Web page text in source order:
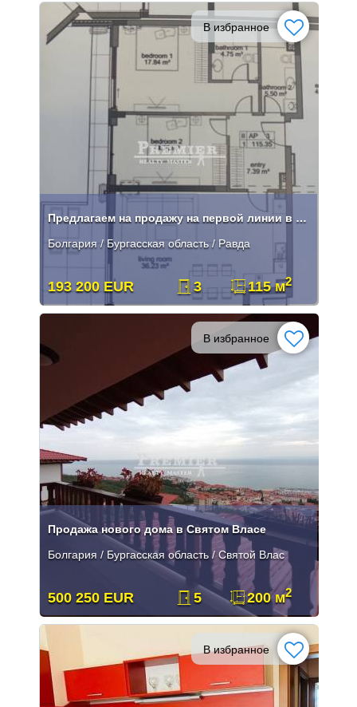
В избранное
Предлагаем на продажу на первой линии в Равде в новом современном комп
Болгария / Бургасская область / Равда
193 200 EUR 3 115 м2
В избранное
Продажа нового дома в Святом Власе
Болгария / Бургасская область / Святой Влас
500 250 EUR 5 200 м2
В избранное